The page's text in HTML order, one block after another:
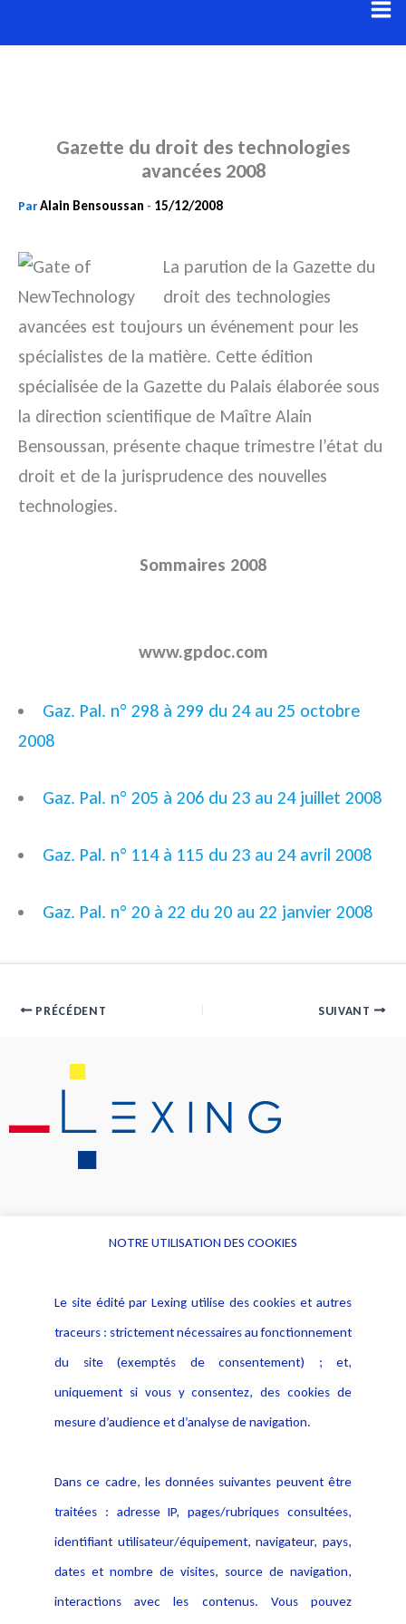
au
Gazette du droit des technologies
avancées 2008
ParAlain Bensoussan - 15/12/2008
La parution de la Gazette du
droit des technologies
avancées est toujours un événement pour les
spécialistes de la matière. Cette édition
spécialisée de la Gazette du Palais élaborée sous
la direction scientifique de Maître Alain
Bensoussan, présente chaque trimestre l’état du
droit et de la jurisprudence des nouvelles
technologies.
Sommaires 2008
www.gpdoc.com
Gaz. Pal. n° 298 à 299 du 24 au 25 octobre
2008
Gaz. Pal. n° 205 à 206 du 23 au 24 juillet 2008
Gaz. Pal. n° 114 à 115 du 23 au 24 avril 2008
Gaz. Pal. n° 20 à 22 du 20 au 22 janvier 2008
PRÉCÉDENT SUIVANT
Alerte professionnelle
Déclaration d'accessibilité
Notice Légale
Politique de protection des
données
Publications
NOTRE UTILISATION DES COOKIES
Le site édité par Lexing utilise des cookies et autres
traceurs : strictement nécessaires au fonctionnement
du site (exemptés de consentement) ; et,
uniquement si vous y consentez, des cookies de
mesure d’audience et d’analyse de navigation.
Dans ce cadre, les données suivantes peuvent être
traitées : adresse IP, pages/rubriques consultées,
identifiant utilisateur/équipement, navigateur, pays,
dates et nombre de visites, source de navigation,
interactions avec les contenus. Vous pouvez